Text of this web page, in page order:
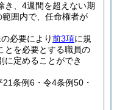
き、4週間を超えない期
囲内で、任命権者が
必要により前3項に規
とを必要とする職員の
に定めることができ
条例6・令4条例50・